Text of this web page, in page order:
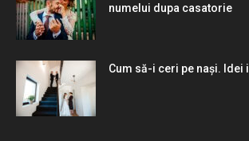
numelui dupa casatorie
Cum să-i ceri pe nași. Idei